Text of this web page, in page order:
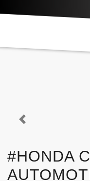
Previous
#HONDA